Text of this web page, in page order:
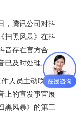
，腾讯公司对抖
扫黑风暴》在抖
音存在官方合
已及时处理。
人员主动联系
上的宣发事宜展
黑风暴》的第三